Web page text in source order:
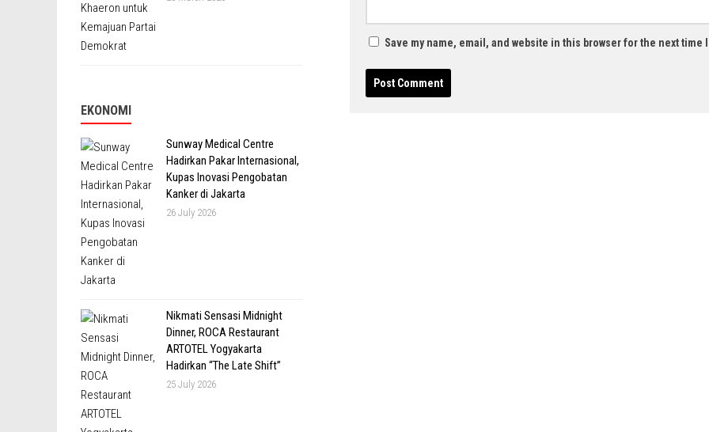
Save my name, email, and website in this browser for the next time
EKONOMI
Sunway Medical Centre
Hadirkan Pakar Internasional,
Kupas Inovasi Pengobatan
Kanker di Jakarta
26 July 2026
Nikmati Sensasi Midnight
Dinner, ROCA Restaurant
ARTOTEL Yogyakarta
Hadirkan “The Late Shift”
25 July 2026